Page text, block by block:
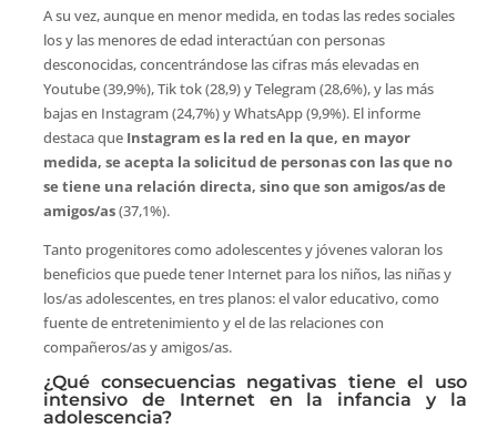
A su vez, aunque en menor medida, en todas las redes sociales
los y las menores de edad interactúan con personas
desconocidas, concentrándose las cifras más elevadas en
Youtube (39,9%), Tik tok (28,9) y Telegram (28,6%), y las más
bajas en Instagram (24,7%) y WhatsApp (9,9%). El informe
destaca que Instagram es la red en la que, en mayor
medida, se acepta la solicitud de personas con las que no
se tiene una relación directa, sino que son amigos/as de
amigos/as(37,1%).
Tanto progenitores como adolescentes y jóvenes valoran los
beneficios que puede tener Internet para los niños, las niñas y
los/as adolescentes, en tres planos: el valor educativo, como
fuente de entretenimiento y el de las relaciones con
compañeros/as y amigos/as.
¿Qué consecuencias negativas tiene el uso
intensivo de Internet en la infancia y la
adolescencia?